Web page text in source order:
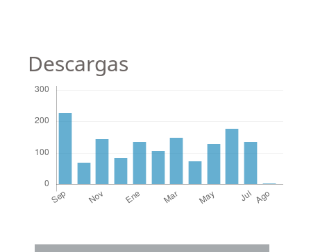
Descargas